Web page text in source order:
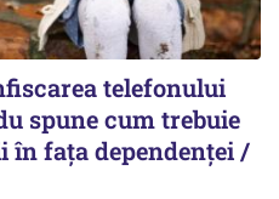
telefonului
spune cum trebuie
în fața dependenței /